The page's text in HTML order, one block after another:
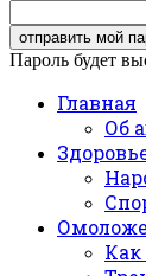
Пароль будет
Главная
Об
Как